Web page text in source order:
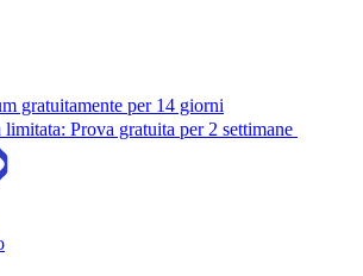
gratuitamente per 14 giorni
limitata: Prova gratuita per 2 settimane